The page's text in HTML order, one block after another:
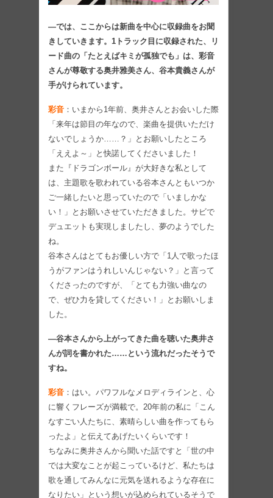
―では、ここからは新曲を中心に収録曲をお聞
きしていきます。1トラック目に収録された、リ
ード曲の「たとえばキミが孤独でも」は、彩音
さんが尊敬する奥井雅美さん、谷本貴義さんが
手がけられています。
彩音 ：いまから1年前、奥井さんとお会いした際
「来年は節目の年なので、楽曲を提供いただけ
ないでしょうか……？」とお願いしたところ
「ええよ～」と快諾してくださいました！
また『ドラゴンボール』が大好きな私として
は、主題歌を歌われている谷本さんともいつか
ご一緒したいと思っていたので「いましかな
い！」とお願いさせていただきました。サビで
デュエットも実現しましたし、夢のようでした
ね。
谷本さんはとてもお優しい方で「1人で歌ったほ
うがファンはうれしいんじゃない？」と言って
くださったのですが、「とても力強い曲なの
で、ぜひ力を貸してください！」とお願いしま
した。
―谷本さんから上がってきた曲を聴いた奥井さ
んが詞を書かれた……という流れだったそうで
すね。
彩音 ：はい。パワフルなメロディラインと、心
に響くフレーズが満載で。20年前の私に「こん
なすごい人たちに、素晴らしい曲を作ってもら
ったよ」と伝えてあげたいくらいです！
ちなみに奥井さんから聞いた話ですと「世の中
では大変なことが起こっているけど、私たちは
歌を通してみんなに元気を送れるような存在に
なりたい」という想いが込められているそうで